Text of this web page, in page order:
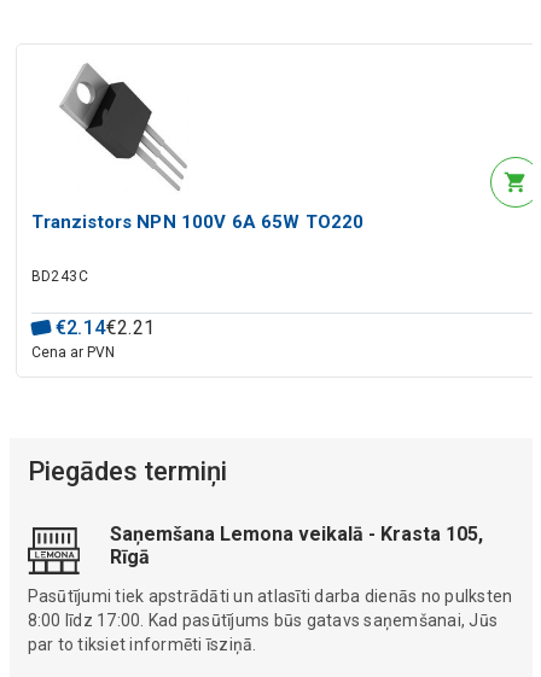
Tranzistors NPN 100V 6A 65W TO220
BD243C
€2.14€2.21
Cena ar PVN
Piegādes termiņi
Saņemšana Lemona veikalā - Krasta 105,
Rīgā
Pasūtījumi tiek apstrādāti un atlasīti darba dienās no pulksten
8:00 līdz 17:00. Kad pasūtījums būs gatavs saņemšanai, Jūs
par to tiksiet informēti īsziņā.